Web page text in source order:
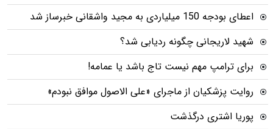
اعطای بودجه 150 میلیاردی به مجید واشقانی خبرساز شد
شهید لاریجانی چگونه ردیابی شد؟
برای ترامپ مهم نیست تاج باشد یا عمامه!
روایت پزشکیان از ماجرای «علی الاصول موافق نبودم»
پوریا اشتری درگذشت